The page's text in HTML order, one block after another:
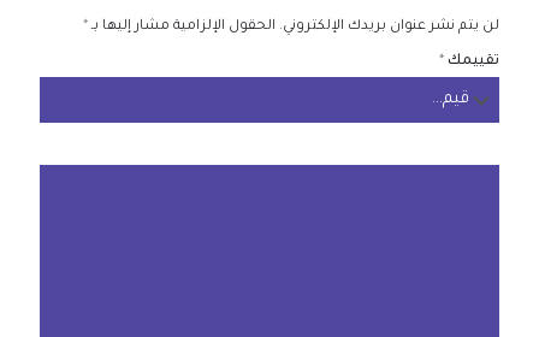
لن يتم نشر عنوان بريدك الإلكتروني. الحقول الإلزامية مشار إليها بـ *
تقييمك *